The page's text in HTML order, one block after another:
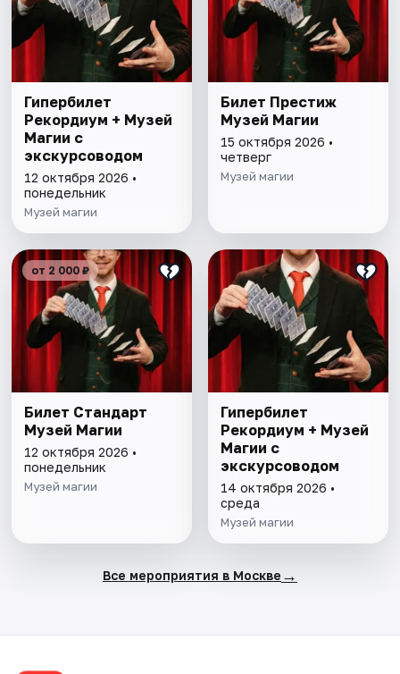
Гипербилет
Рекордиум + Музей
Магии с
экскурсоводом
12 октября 2026 •
понедельник
Музей магии
Билет Престиж
Музей Магии
15 октября 2026 •
четверг
Музей магии
от 2 000 ₽
Билет Стандарт
Музей Магии
12 октября 2026 •
понедельник
Музей магии
Гипербилет
Рекордиум + Музей
Магии с
экскурсоводом
14 октября 2026 •
среда
Музей магии
Все мероприятия в Москве →